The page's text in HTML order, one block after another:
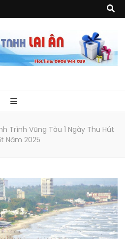
Ân
nhựa, handger…Đặc biệt là các sản phẩm
như tủ trưng bày, quầy, kệ, Tray…
Trình Vũng Tàu 1 Ngày Thu Hút
Năm 2025